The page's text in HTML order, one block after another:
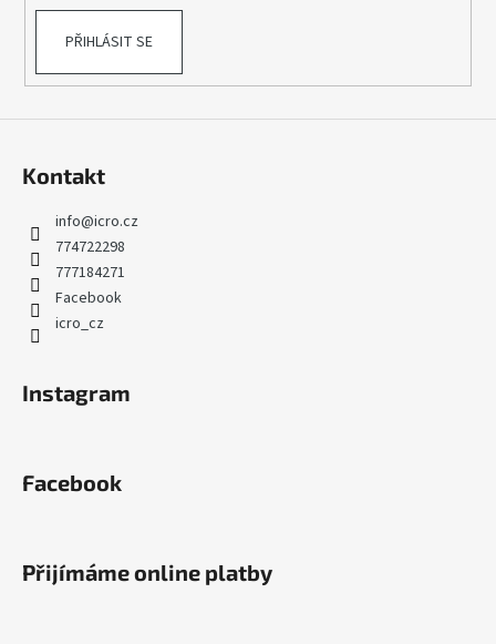
PŘIHLÁSIT SE
Kontakt
info@icro.cz
774722298
777184271
Facebook
icro_cz
Instagram
Facebook
Přijímáme online platby